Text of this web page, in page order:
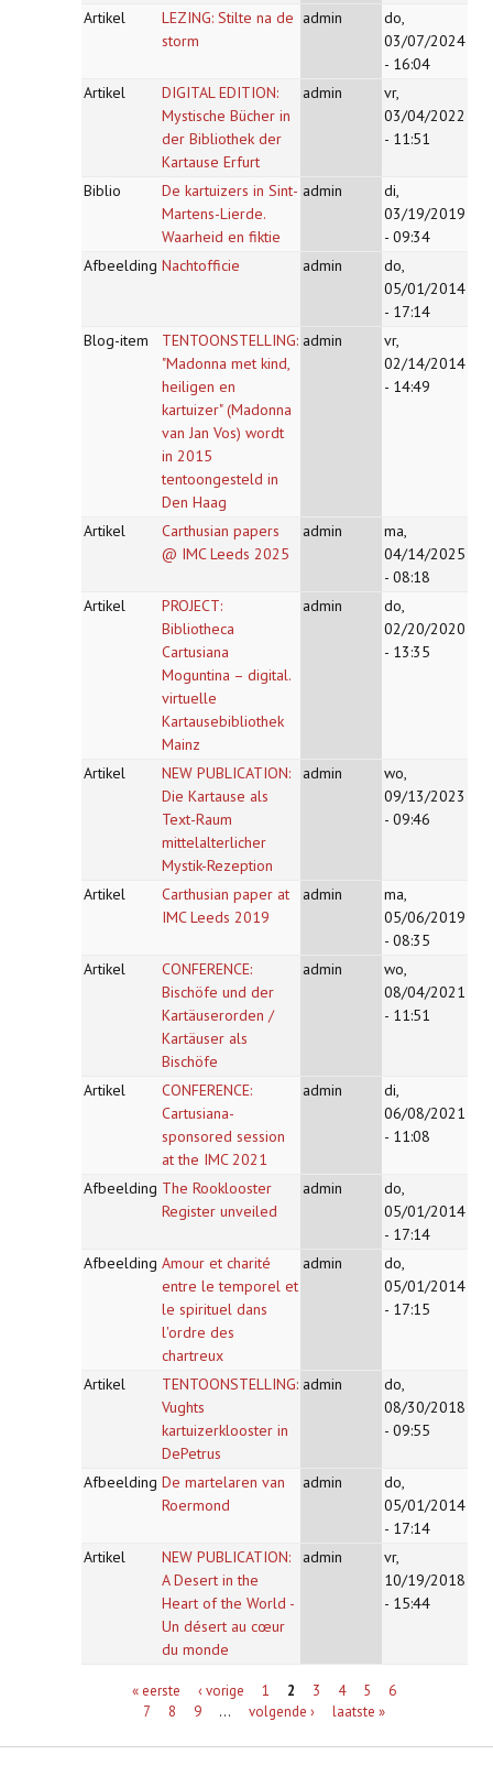
Artikel
LEZING: Stilte na de
storm
admin
do,
03/07/2024
- 16:04
Artikel
DIGITAL EDITION:
Mystische Bücher in
der Bibliothek der
Kartause Erfurt
admin
vr,
03/04/2022
- 11:51
Biblio
De kartuizers in Sint-
Martens-Lierde.
Waarheid en fiktie
admin
di,
03/19/2019
- 09:34
Afbeelding Nachtofficie admin
do,
05/01/2014
- 17:14
Blog-item
TENTOONSTELLING:
"Madonna met kind,
heiligen en
kartuizer" (Madonna
van Jan Vos) wordt
in 2015
tentoongesteld in
Den Haag
admin
vr,
02/14/2014
- 14:49
Artikel
Carthusian papers
@ IMC Leeds 2025
admin
ma,
04/14/2025
- 08:18
Artikel
PROJECT:
Bibliotheca
Cartusiana
Moguntina – digital.
virtuelle
Kartausebibliothek
Mainz
admin
do,
02/20/2020
- 13:35
Artikel
NEW PUBLICATION:
Die Kartause als
Text-Raum
mittelalterlicher
Mystik-Rezeption
admin
wo,
09/13/2023
- 09:46
Artikel
Carthusian paper at
IMC Leeds 2019
admin
ma,
05/06/2019
- 08:35
Artikel
CONFERENCE:
Bischöfe und der
Kartäuserorden /
Kartäuser als
Bischöfe
admin
wo,
08/04/2021
- 11:51
Artikel
CONFERENCE:
Cartusiana-
sponsored session
at the IMC 2021
admin
di,
06/08/2021
- 11:08
Afbeelding The Rooklooster
Register unveiled
admin
do,
05/01/2014
- 17:14
Afbeelding Amour et charité
entre le temporel et
le spirituel dans
l'ordre des
chartreux
admin
do,
05/01/2014
- 17:15
Artikel
TENTOONSTELLING:
Vughts
kartuizerklooster in
DePetrus
admin
do,
08/30/2018
- 09:55
Afbeelding De martelaren van
Roermond
admin
do,
05/01/2014
- 17:14
Artikel
NEW PUBLICATION:
A Desert in the
Heart of the World -
Un désert au cœur
du monde
admin
vr,
10/19/2018
- 15:44
Pagina's« eerste ‹ vorige 1 2 3 4 5
6
7
8 9 … volgende › laatste »